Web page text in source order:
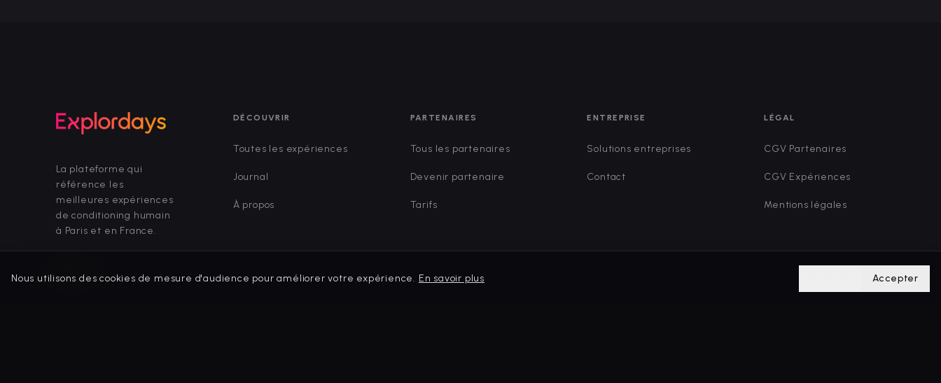
Nous utilisons des cookies de mesure d'audience pour améliorer votre expérience. En savoir plus Accepter
La plateforme qui
référence les
meilleures expériences
de conditioning humain
à Paris et en France.
DÉCOUVRIR
Toutes les expériences
Journal
À propos
PARTENAIRES
Tous les partenaires
Devenir partenaire
Tarifs
ENTREPRISE
Solutions entreprises
Contact
LÉGAL
CGV Partenaires
CGV Expériences
Mentions légales